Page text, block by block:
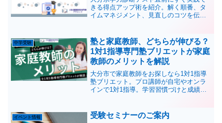
きる得点アップ術を紹介。解く順番、タ
イムマネジメント、見直しのコツを伝
中学受験
塾と家庭教師、どちらが伸びる？
1対1指導専門塾ブリエットが家庭
教師のメリットを解説
大分市で家庭教師をお探しなら1対1指導
塾ブリエット。プロ講師が自宅やオンラ
インで1対1指導。学習習慣づけと成績ア
イベント情報 受験セミナーのご案内